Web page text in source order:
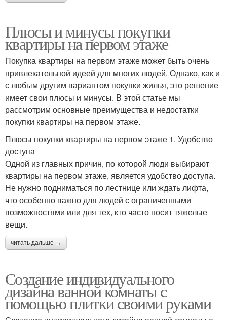
Плюсы и минусы покупки
квартиры на первом этаже
Покупка квартиры на первом этаже может быть очень
привлекательной идеей для многих людей. Однако, как и
с любым другим вариантом покупки жилья, это решение
имеет свои плюсы и минусы. В этой статье мы
рассмотрим основные преимущества и недостатки
покупки квартиры на первом этаже.
Плюсы покупки квартиры на первом этаже 1. Удобство
доступа
Одной из главных причин, по которой люди выбирают
квартиры на первом этаже, является удобство доступа.
Не нужно подниматься по лестнице или ждать лифта,
что особенно важно для людей с ограниченными
возможностями или для тех, кто часто носит тяжелые
вещи.
читать дальше →
Создание индивидуального
дизайна ванной комнаты с
помощью плитки своими руками